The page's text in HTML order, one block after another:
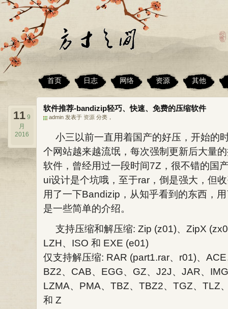
首页 日志 网络 资源 其他
软件推荐-bandizip轻巧、快速、免费的压缩软件
admin 发表于 资源 分类，
11 9
月
2016
小三以前一直用着国产的好压，开始的
个网站越来越流氓，每次强制更新后大量
软件，曾经用过一段时间7Z，很不错的国
ui设计是个坑哦，至于rar，倒是强大，但
用了一下Bandizip，从知乎看到的东西，
是一些简单的介绍。
支持压缩和解压缩: Zip (z01)、ZipX
LZH、ISO 和 EXE (e01)
仅支持解压缩: RAR (part1.rar、r01)、
BZ2、CAB、EGG、GZ、J2J、JAR、
LZMA、PMA、TBZ、TBZ2、TGZ、TLZ
和 Z